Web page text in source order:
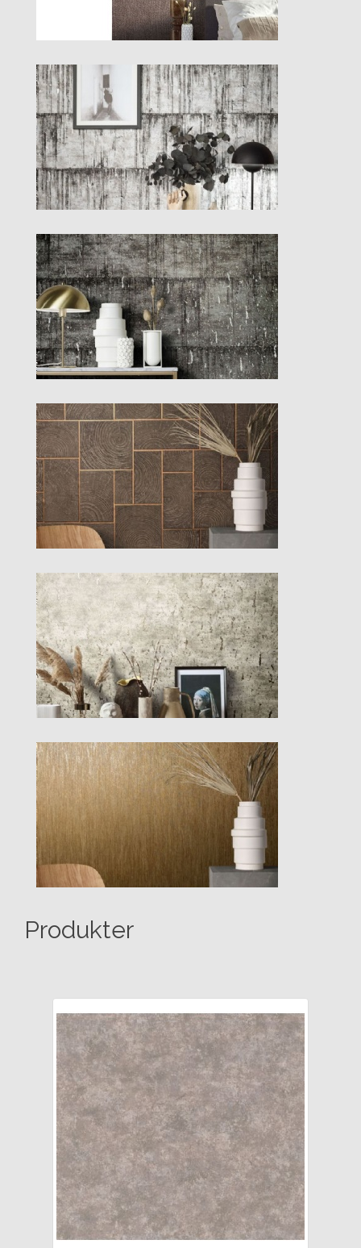
Produkter